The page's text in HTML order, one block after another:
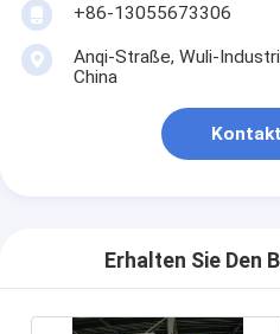
+86-13055673306
Anqi-Straße, Wuli-
China
Kontakt
Erhalten Sie Den